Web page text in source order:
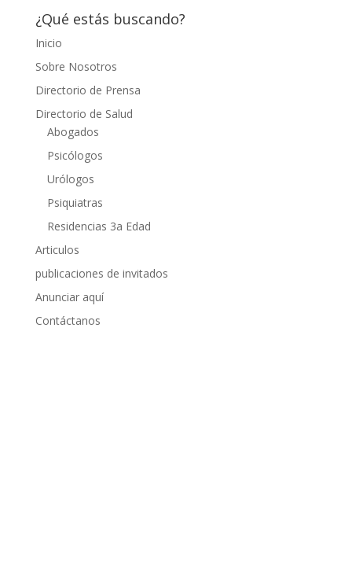
¿Qué estás buscando?
Inicio
Sobre Nosotros
Directorio de Prensa
Directorio de Salud
Abogados
Psicólogos
Urólogos
Psiquiatras
Residencias 3a Edad
Articulos
publicaciones de invitados
Anunciar aquí
Contáctanos